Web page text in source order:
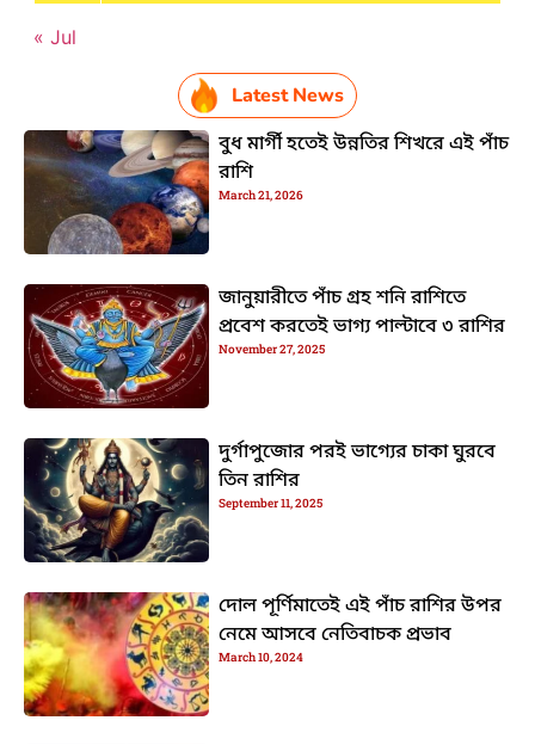
« Jul
Latest News
বুধ মার্গী হতেই উন্নতির শিখরে এই পাঁচ
রাশি
March 21, 2026
জানুয়ারীতে পাঁচ গ্রহ শনি রাশিতে
প্রবেশ করতেই ভাগ্য পাল্টাবে ৩ রাশির
November 27, 2025
দুর্গাপুজোর পরই ভাগ্যের চাকা ঘুরবে
তিন রাশির
September 11, 2025
দোল পূর্ণিমাতেই এই পাঁচ রাশির উপর
নেমে আসবে নেতিবাচক প্রভাব
March 10, 2024